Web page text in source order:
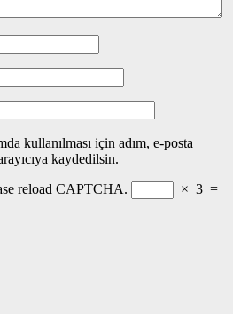
kullanılması için adım, e-posta
kaydedilsin.
reload CAPTCHA.
× 3 =